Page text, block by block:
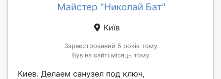
Майстер "Николай Бат"
Київ
Зареєстрований 5 років тому
Був на сайті місяць тому
Киев. Делаем санузел под ключ,